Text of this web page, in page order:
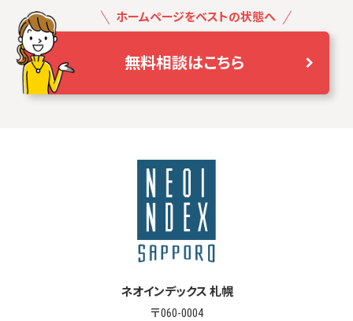
ホームページをベストの状態へ
無料相談はこちら
ネオインデックス 札幌
〒060-0004